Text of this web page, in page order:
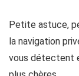
Petite astuce,
la navigation
vous détectent